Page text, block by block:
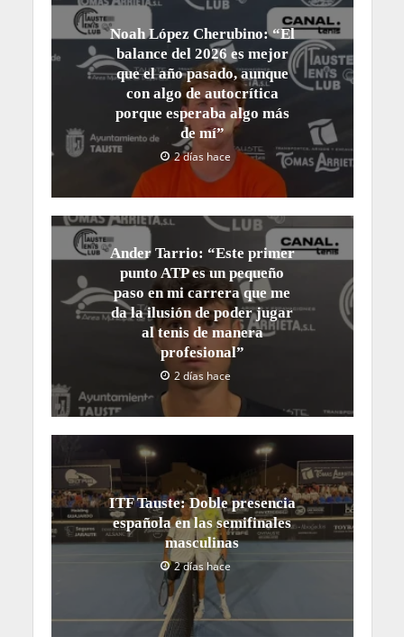
Noah López Cherubino: “El
balance del 2026 es mejor
que el año pasado, aunque
con algo de autocrítica
porque esperaba algo más
de mí”
2 días hace
Ander Tarrio: “Este primer
punto ATP es un pequeño
paso en mi carrera que me
da la ilusión de poder jugar
al tenis de manera
profesional”
2 días hace
ITF Tauste: Doble presencia
española en las semifinales
masculinas
2 días hace